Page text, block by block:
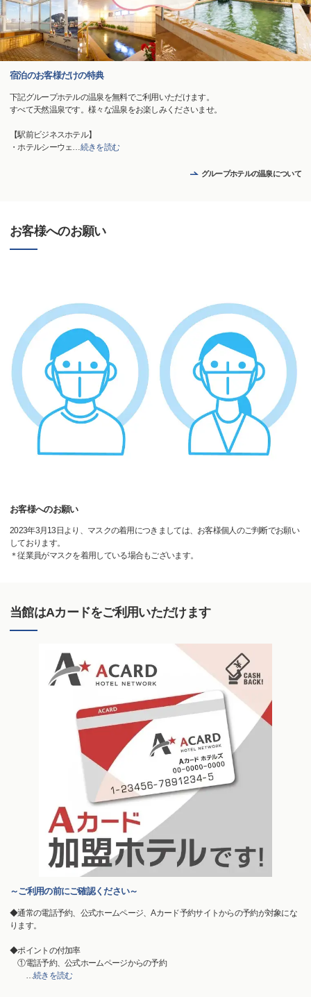
宿泊のお客様だけの特典
下記グループホテルの温泉を無料でご利用いただけます。
すべて天然温泉です。様々な温泉をお楽しみくださいませ。
【駅前ビジネスホテル】
・ホテルシーウェ…続きを読む
グループホテルの温泉について
お客様へのお願い
お客様へのお願い
2023年3月13日より、マスクの着用につきましては、お客様個人のご判断でお願い
しております。
＊従業員がマスクを着用している場合もございます。
当館はAカードをご利用いただけます
～ご利用の前にご確認ください～
◆通常の電話予約、公式ホームページ、Aカード予約サイトからの予約が対象にな
ります。
◆ポイントの付加率
①電話予約、公式ホームページからの予約
…続きを読む